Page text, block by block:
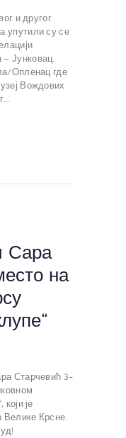
и другог
упутили су се
Јунковац.
Опленац где
Вождових
Сара
на
Старчевић 3-
је
Крсне.